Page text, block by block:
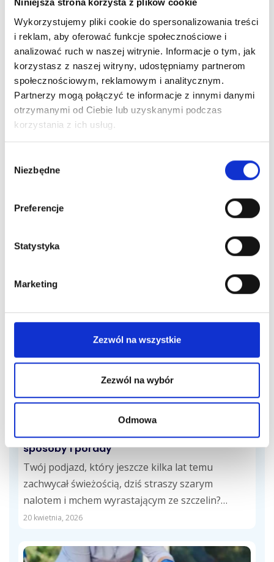
Niniejsza strona korzysta z plików cookie
Wykorzystujemy pliki cookie do spersonalizowania treści
i reklam, aby oferować funkcje społecznościowe i
analizować ruch w naszej witrynie. Informacje o tym, jak
korzystasz z naszej witryny, udostępniamy partnerom
społecznościowym, reklamowym i analitycznym.
Partnerzy mogą połączyć te informacje z innymi danymi
otrzymanymi od Ciebie lub uzyskanymi podczas
korzystania z ich usług.
zgody
Niezbędne
Preferencje
Statystyka
Marketing
Zezwól na wszystkie
Zezwól na wybór
Odmowa
zarządców
mieszkańcy i ich goście. W praktyce to wizytówka
całego budynku. Jej stan wpływa...
4 maja, 2026
Czym myć ściany? Najskuteczniejsze
Ściany najlepiej myć letnią wodą z odrobiną
łagodnego detergentu, używając miękkiej gąbki
lub ściereczki z mikrofibry. Przy tłustych plamach
sprawdzi...
27 kwietnia, 2026
Czyszczenie kostki brukowej – 3 najlepsze
sposoby i porady
Twój podjazd, który jeszcze kilka lat temu
zachwycał świeżością, dziś straszy szarym
nalotem i mchem wyrastającym ze szczelin?
Doskonale rozumiemy...
20 kwietnia, 2026